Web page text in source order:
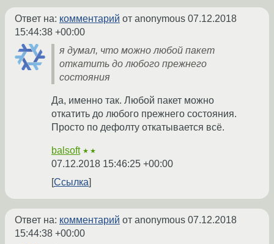
Ответ на: комментарий от anonymous 07.12.2018
15:44:38 +00:00
я думал, что можно любой пакет
откатить до любого прежнего
состояния
Да, именно так. Любой пакет можно
откатить до любого прежнего состояния.
Просто по дефолту откатывается всё.
balsoft ★★
07.12.2018 15:46:25 +00:00
Ссылка
Ответ на: комментарий от anonymous 07.12.2018
15:44:38 +00:00